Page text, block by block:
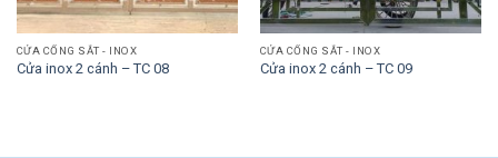
CỬA CỔNG SẮT - INOX
Cửa inox 2 cánh – TC 08
CỬA CỔNG SẮT - INOX
Cửa inox 2 cánh – TC 09